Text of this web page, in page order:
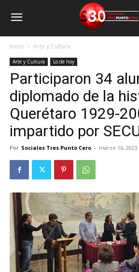
Inicio Arte y Cultura
Arte y Cultura Lo de hoy
Participaron 34
diplomado de la
Querétaro 1929-
impartido por
Por Sociales Tres Punto Cero - marzo 16, 2023